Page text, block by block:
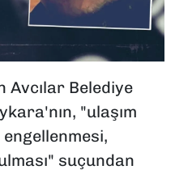
Avcılar Belediye
"ulaşım
suçundan